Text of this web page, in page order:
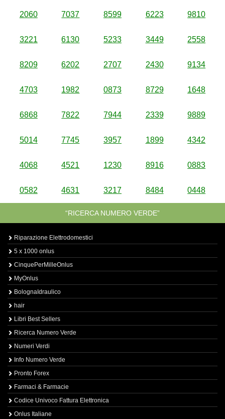
2060 7037 8599 6223 9810
3221 6130 5233 3449 2558
8209 6202 2707 2430 9134
4703 1982 0873 8729 1648
6868 7822 7944 2339 9889
5014 7745 3957 1899 4342
4068 4521 1230 8916 0883
0582 4631 3217 8484 0448
“RICERCA NUMERO VERDE”
Riparazione Elettrodomestici
5 x 1000 onlus
CinquePerMilleOnlus
MyOnlus
BolognaIdraulico
hair
Libri Best Sellers
Ricerca Numero Verde
Numeri Verdi
Info Numero Verde
Pronto Forex
Farmaci & Farmacie
Codice Univoco Fattura Elettronica
Onlus Italiane